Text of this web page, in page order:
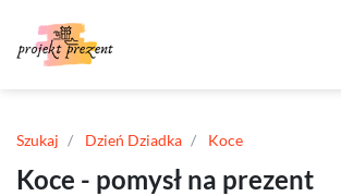
Szukaj Dzień Dziadka Koce
Koce - pomysł na prezent